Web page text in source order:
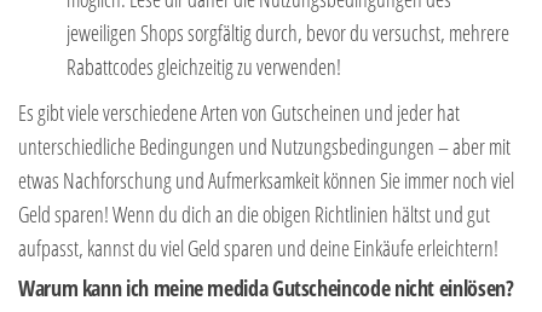
jeweiligen Shops sorgfältig durch, bevor du versuchst, mehrere
Rabattcodes gleichzeitig zu verwenden!
Es gibt viele verschiedene Arten von Gutscheinen und jeder hat
unterschiedliche Bedingungen und Nutzungsbedingungen – aber mit
etwas Nachforschung und Aufmerksamkeit können Sie immer noch viel
Geld sparen! Wenn du dich an die obigen Richtlinien hältst und gut
aufpasst, kannst du viel Geld sparen und deine Einkäufe erleichtern!
Warum kann ich meinemedidaGutscheincode nicht einlösen?